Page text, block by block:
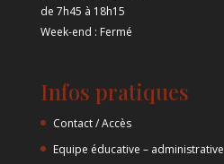
de 7h45 à 18h15
Week-end : Fermé
Infos pratiques
Contact / Accès
Equipe éducative – administrative